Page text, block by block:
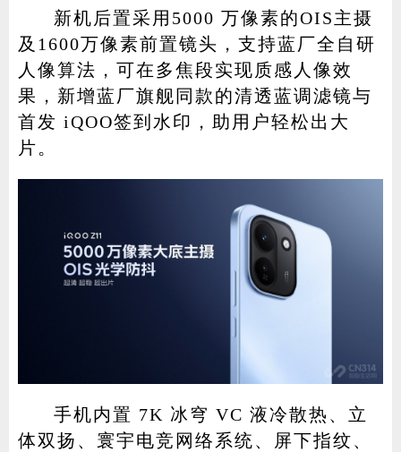
新机后置采用5000 万像素的OIS主摄
及1600万像素前置镜头，支持蓝厂全自研
人像算法，可在多焦段实现质感人像效
果，新增蓝厂旗舰同款的清透蓝调滤镜与
首发 iQOO签到水印，助用户轻松出大
片。
手机内置 7K 冰穹 VC 液冷散热、立
体双扬、寰宇电竞网络系统、屏下指纹、